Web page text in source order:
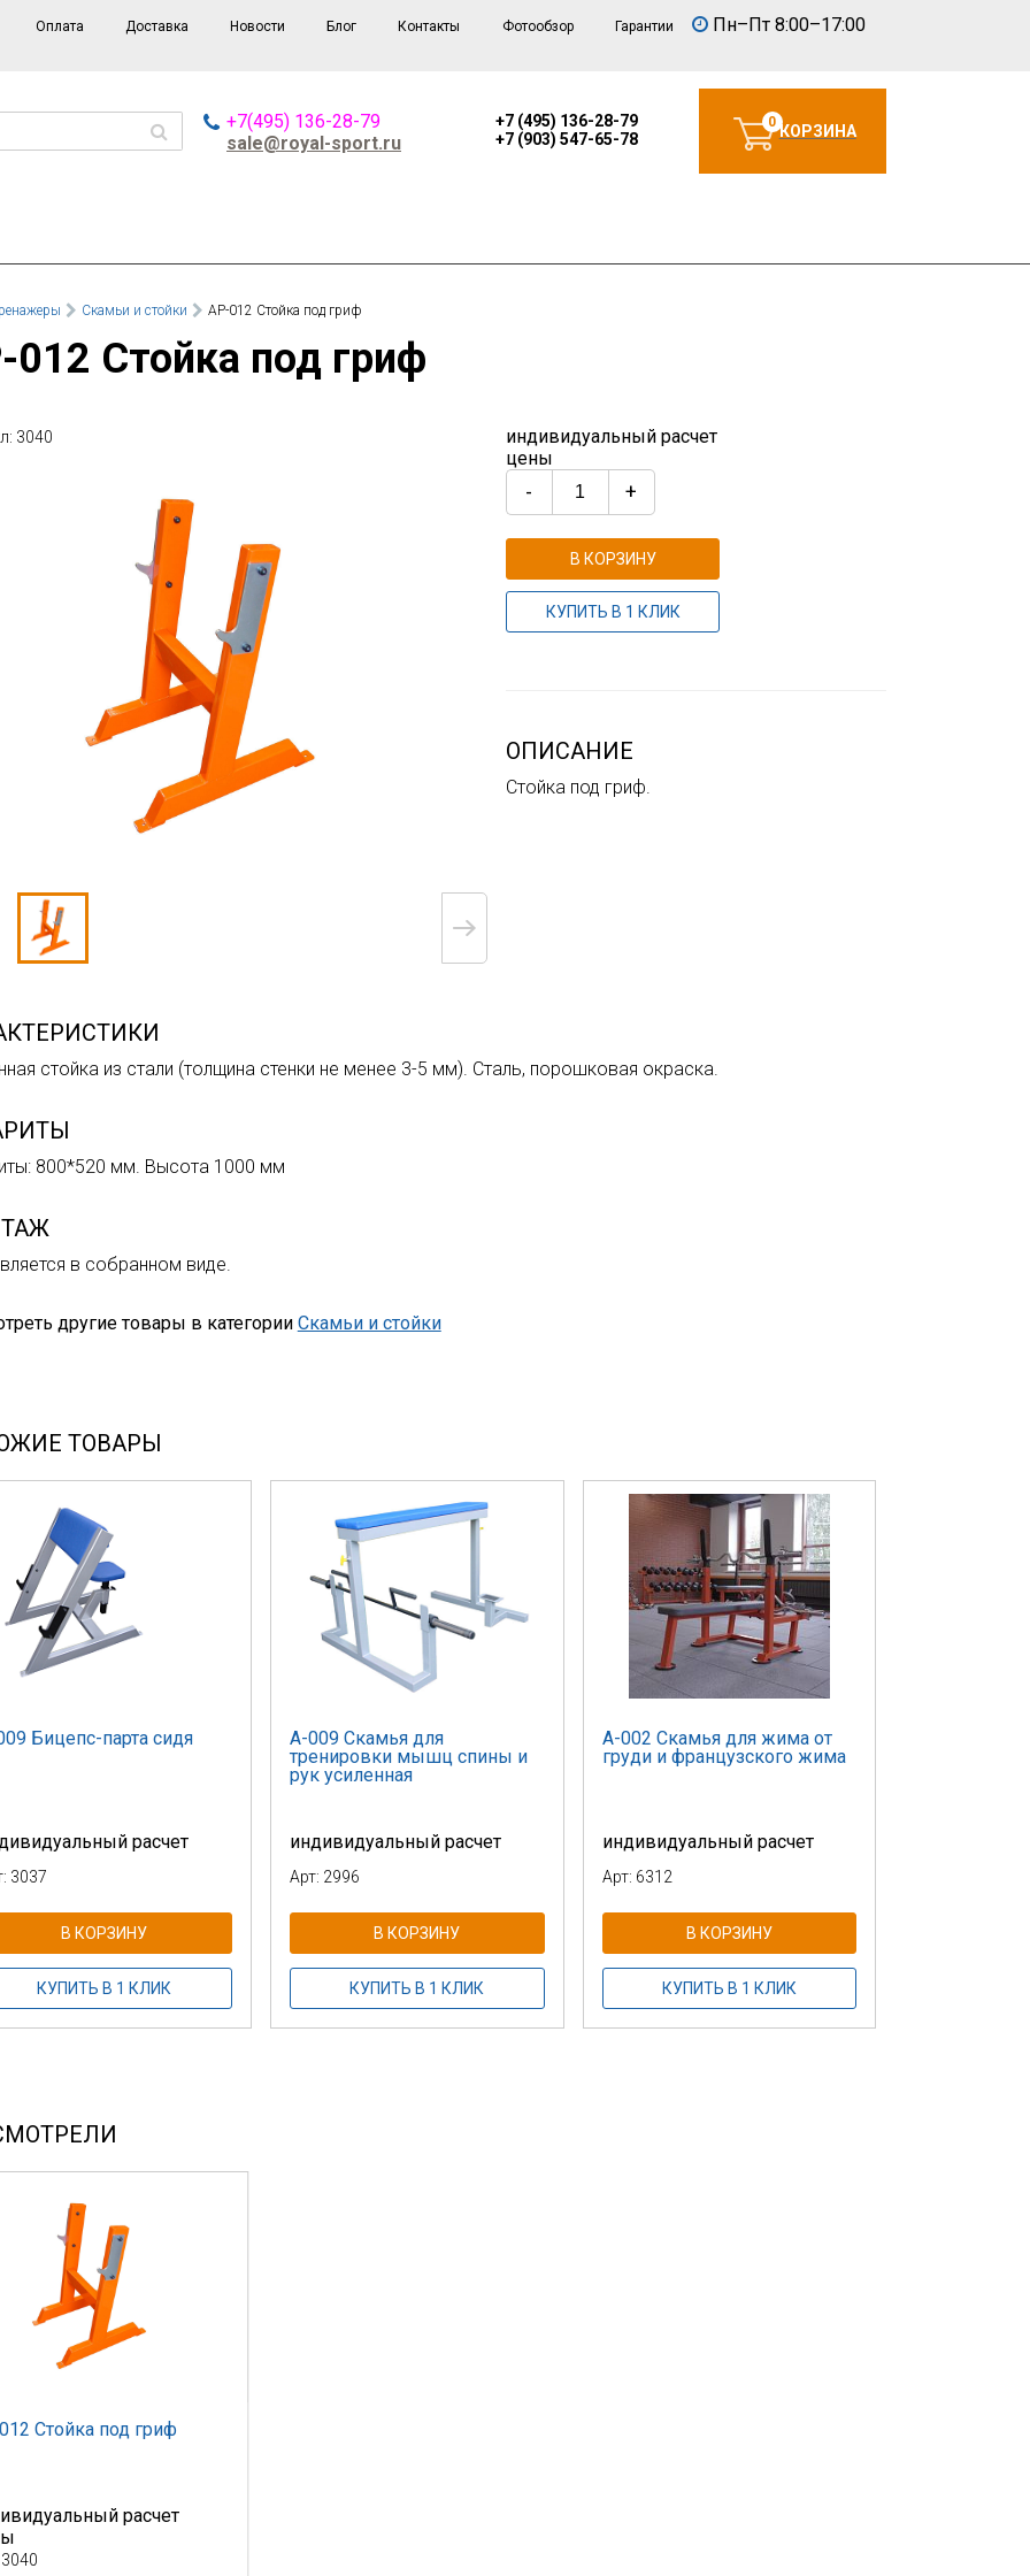
Оплата Доставка Новости Блог Контакты Фотообзор Гарантии Пн–Пт 8:00–17:00
+7(495) 136-28-79
sale@royal-sport.ru
+7 (495) 136-28-79
+7 (903) 547-65-78
0КОРЗИНА
Скамьи и стойки AP-012 Стойка под гриф
012 Стойка под гриф
3040
индивидуальный расчет
цены
- +
В КОРЗИНУ
КУПИТЬ В 1 КЛИК
ОПИСАНИЕ
Стойка под гриф.
стойка из стали (толщина стенки не менее 3-5 мм). Сталь, порошковая окраска.
800*520 мм. Высота 1000 мм
в собранном виде.
другие товары в категории Скамьи и стойки
ТОВАРЫ
Бицепс-парта сидя
расчет
3037
В КОРЗИНУ
КУПИТЬ В 1 КЛИК
А-009 Скамья для
тренировки мышц спины и
рук усиленная
индивидуальный расчет
Арт: 2996
В КОРЗИНУ
КУПИТЬ В 1 КЛИК
А-002 Скамья для жима от
груди и французского жима
индивидуальный расчет
Арт: 6312
В КОРЗИНУ
КУПИТЬ В 1 КЛИК
Стойка под гриф
расчет